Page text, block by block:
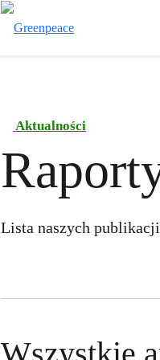
Aktualności
Lista naszych